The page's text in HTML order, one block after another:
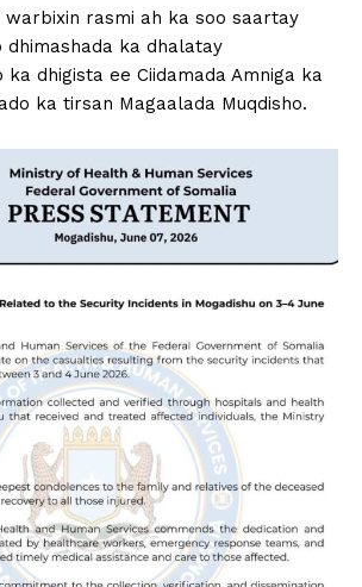
warbixin rasmi ah ka soo saartay
dhimashada ka dhalatay
dhigista ee Ciidamada Amniga ka
ka tirsan Magaalada Muqdisho.